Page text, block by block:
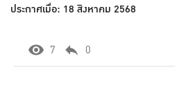
ประกาศเมื่อ: 18 สิงหาคม 2568
7 0